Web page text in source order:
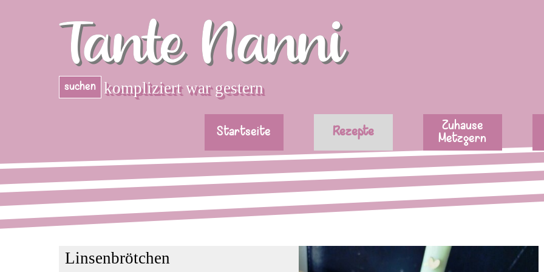
Tante Nanni
suchen kompliziert war gestern
Menü überspringen
Startseite Rezepte
Zuhause
Metzgern
Linsenbrötchen